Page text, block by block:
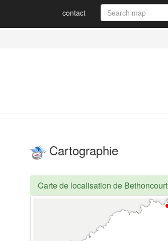
contact
Cartographie
Carte de localisation de Bethoncourt